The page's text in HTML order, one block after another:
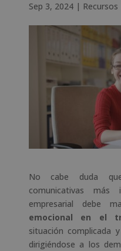
Sep 3, 2024|
No cabe duda
comunicativas
empresarial debe
emocional en el
situación complicada
dirigiéndose a los